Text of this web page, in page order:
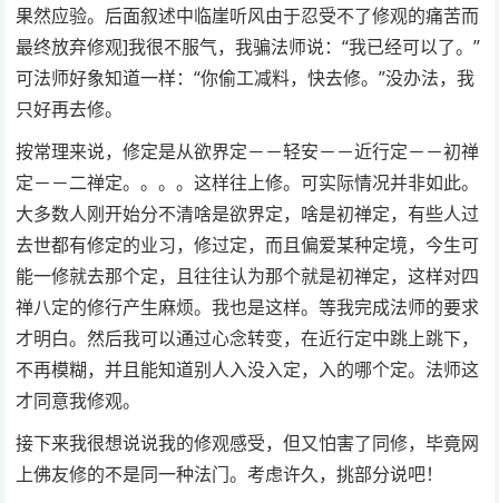
果然应验。后面叙述中临崖听风由于忍受不了修观的痛苦而
最终放弃修观]我很不服气，我骗法师说：“我已经可以了。”
可法师好象知道一样：“你偷工减料，快去修。”没办法，我
只好再去修。
按常理来说，修定是从欲界定－－轻安－－近行定－－初禅
定－－二禅定。。。。这样往上修。可实际情况并非如此。
大多数人刚开始分不清啥是欲界定，啥是初禅定，有些人过
去世都有修定的业习，修过定，而且偏爱某种定境，今生可
能一修就去那个定，且往往认为那个就是初禅定，这样对四
禅八定的修行产生麻烦。我也是这样。等我完成法师的要求
才明白。然后我可以通过心念转变，在近行定中跳上跳下，
不再模糊，并且能知道别人入没入定，入的哪个定。法师这
才同意我修观。
接下来我很想说说我的修观感受，但又怕害了同修，毕竟网
上佛友修的不是同一种法门。考虑许久，挑部分说吧！